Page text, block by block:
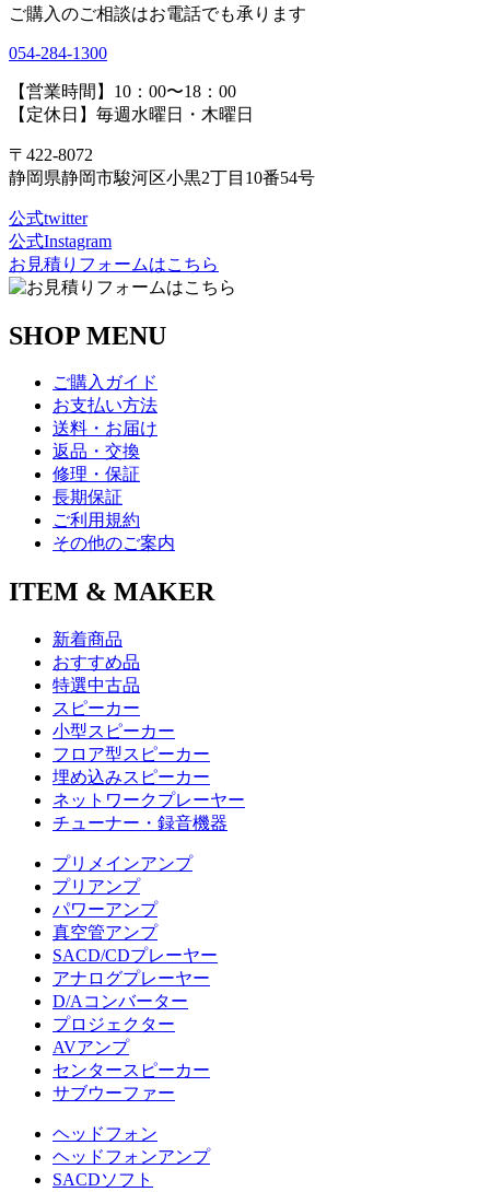
ご購入のご相談はお電話でも承ります
054-284-1300
【営業時間】10：00〜18：00
【定休日】毎週水曜日・木曜日
〒422-8072
静岡県静岡市駿河区小黒2丁目10番54号
公式twitter
公式Instagram
お見積りフォームはこちら
SHOP MENU
ご購入ガイド
お支払い方法
送料・お届け
返品・交換
修理・保証
長期保証
ご利用規約
その他のご案内
ITEM & MAKER
新着商品
おすすめ品
特選中古品
スピーカー
小型スピーカー
フロア型スピーカー
埋め込みスピーカー
ネットワークプレーヤー
チューナー・録音機器
プリメインアンプ
プリアンプ
パワーアンプ
真空管アンプ
SACD/CDプレーヤー
アナログプレーヤー
D/Aコンバーター
プロジェクター
AVアンプ
センタースピーカー
サブウーファー
ヘッドフォン
ヘッドフォンアンプ
SACDソフト